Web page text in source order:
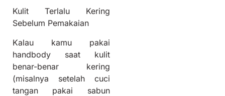
Kulit Terlalu Kering
Sebelum Pemakaian
Kalau kamu pakai
handbody saat kulit
benar-benar kering
(misalnya setelah cuci
tangan pakai sabun